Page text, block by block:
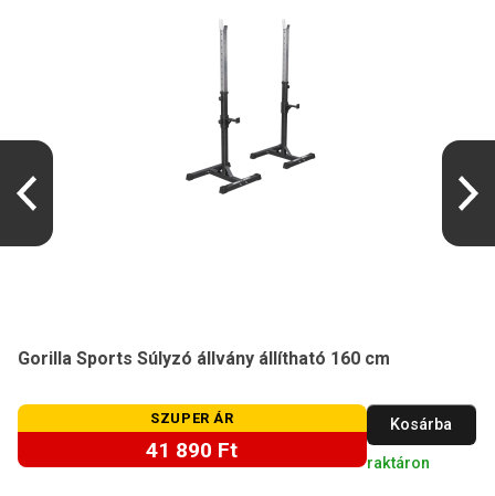
Gorilla Sports Súlyzó állvány állítható 160 cm
SZUPER ÁR
41 890 Ft
Kosárba
raktáron